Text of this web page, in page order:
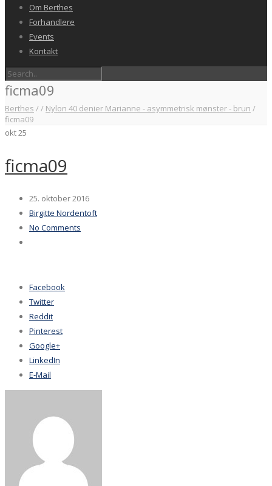
Om Berthes
Forhandlere
Events
Kontakt
ficma09
Berthes // Nylon 40 denier Marianne - asymmetrisk mønster - brun /
ficma09
okt25
ficma09
25. oktober 2016
Birgitte Nordentoft
No Comments
Facebook
Twitter
Reddit
Pinterest
Google+
LinkedIn
E-Mail